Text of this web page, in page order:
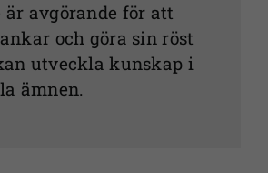
är avgörande för att
och göra sin röst
utveckla kunskap i
ämnen.